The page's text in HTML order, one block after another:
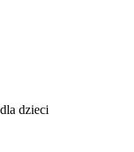
dzieci